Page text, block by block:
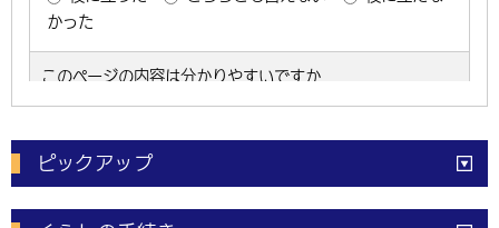
ピックアップ
電子申請 窓口の混雑状況